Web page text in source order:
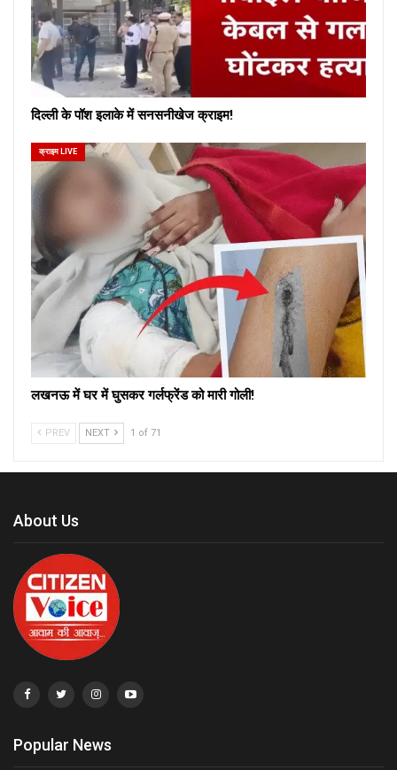
दिल्ली के पॉश इलाके में सनसनीखेज क्राइम!
क्राइम LIVE
लखनऊ में घर में घुसकर गर्लफ्रेंड को मारी गोली!
PREV NEXT 1 of 71
About Us
Popular News